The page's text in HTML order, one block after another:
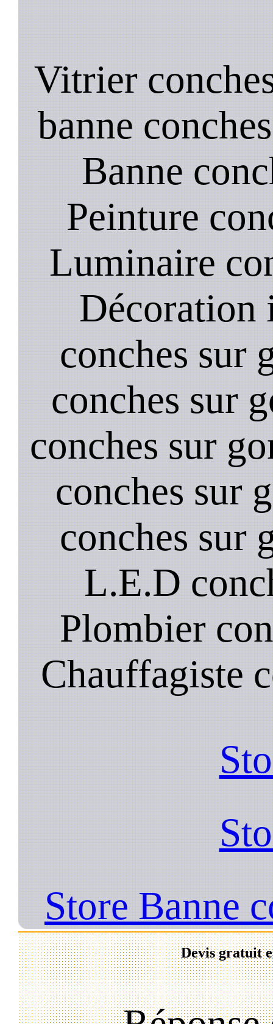
Vitrier
banne
Banne
Peinture
Luminaire
Décoration
conches sur
conches sur
conches sur
conches sur
conches sur
L.E.D
Plombier
Chauffagiste
Store Banne
Devis gratuit